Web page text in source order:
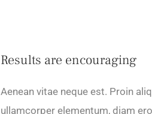
Results are encouraging
Aenean vitae neque est. Proin
ullamcorper elementum, diam